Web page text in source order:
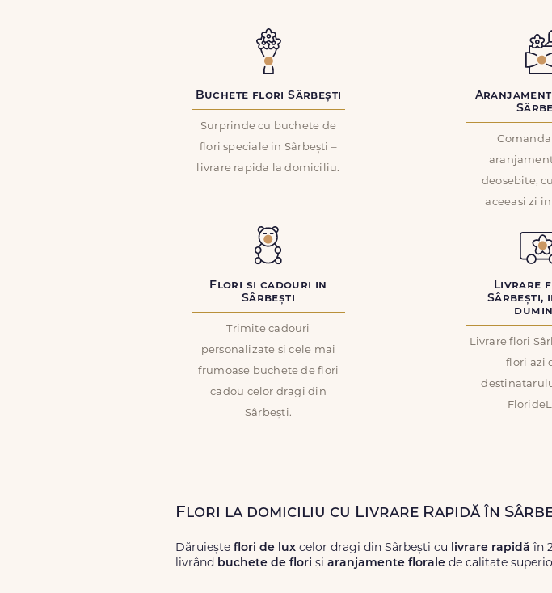
Buchete flori Sârbești
Surprinde cu buchete de
flori speciale in Sârbești –
livrare rapida la domiciliu.
deosebite,
aceeasi zi
Flori si cadouri in
Sârbești
Trimite cadouri
personalizate si cele mai
frumoase buchete de flori
cadou celor dragi din
Sârbești.
Livrare
Sârbești,
Livrare flori
flori azi
Flori la domiciliu cu Livrare Rapidă în
Dăruiește flori de lux celor dragi din Sârbești cu livrare rapidă în
livrând buchete de flori și aranjamente florale de calitate